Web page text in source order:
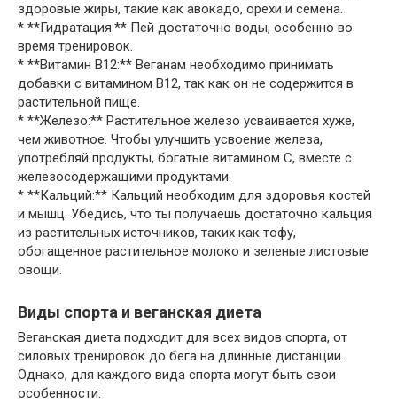
здоровые жиры, такие как авокадо, орехи и семена.
* **Гидратация:** Пей достаточно воды, особенно во
время тренировок.
* **Витамин В12:** Веганам необходимо принимать
добавки с витамином В12, так как он не содержится в
растительной пище.
* **Железо:** Растительное железо усваивается хуже,
чем животное. Чтобы улучшить усвоение железа,
употребляй продукты, богатые витамином С, вместе с
железосодержащими продуктами.
* **Кальций:** Кальций необходим для здоровья костей
и мышц. Убедись, что ты получаешь достаточно кальция
из растительных источников, таких как тофу,
обогащенное растительное молоко и зеленые листовые
овощи.
Виды спорта и веганская диета
Веганская диета подходит для всех видов спорта, от
силовых тренировок до бега на длинные дистанции.
Однако, для каждого вида спорта могут быть свои
особенности: